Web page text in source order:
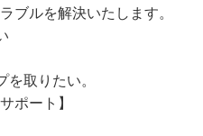
ブルを解決いたします。
取りたい。
ポート】